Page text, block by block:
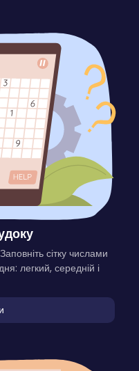
сітку числами
легкий, середній і